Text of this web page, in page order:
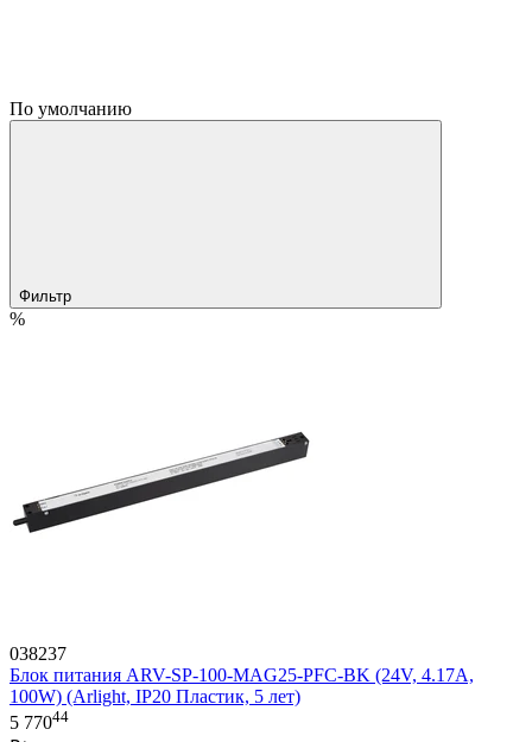
По умолчанию
Фильтр
%
038237
Блок питания ARV-SP-100-MAG25-PFC-BK (24V, 4.17A,
100W) (Arlight, IP20 Пластик, 5 лет)
5 77044